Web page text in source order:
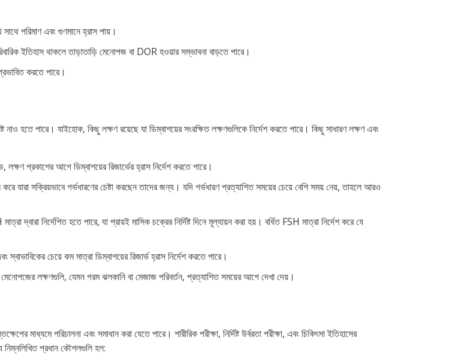
পরিমাণ এবং গুণমানে হ্রাস পায়।
ইতিহাস থাকলে তাড়াতাড়ি মেনোপজ বা DOR হওয়ার সম্ভাবনা বাড়তে পারে।
প্রভাবিত করতে পারে।
হতে পারে। যাইহোক, কিছু লক্ষণ রয়েছে যা ডিম্বাশয়ের সংরক্ষিত লক্ষণগুলিকে নির্দেশ করতে পারে। কিছু সাধারণ লক্ষণ এবং
প্রকাশের আগে ডিম্বাশয়ের রিজার্ভের হ্রাস নির্দেশ করতে পারে।
যারা সক্রিয়ভাবে গর্ভধারণের চেষ্টা করছেন তাদের জন্য। যদি গর্ভধারণ প্রত্যাশিত সময়ের চেয়ে বেশি সময় নেয়, তাহলে আরও
দ্বারা নির্দেশিত হতে পারে, যা প্রায়ই মাসিক চক্রের নির্দিষ্ট দিনে মূল্যায়ন করা হয়। বর্ধিত FSH মাত্রা নির্দেশ করে যে
স্বাভাবিকের চেয়ে কম মাত্রা ডিম্বাশয়ের রিজার্ভ হ্রাস নির্দেশ করতে পারে।
মেনোপজের লক্ষণগুলি, যেমন গরম ঝলকানি বা মেজাজ পরিবর্তন, প্রত্যাশিত সময়ের আগে দেখা দেয়।
মাধ্যমে পরিচালনা এবং সমাধান করা যেতে পারে। শারীরিক পরীক্ষা, নির্দিষ্ট উর্বরতা পরীক্ষা, এবং চিকিৎসা ইতিহাসের
নিম্নলিখিত প্রধান কৌশলগুলি হল: